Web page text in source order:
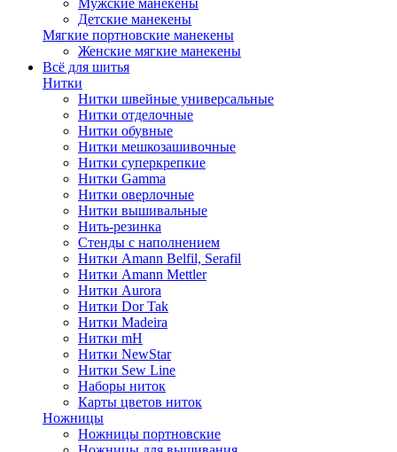
Мужские манекены
Детские манекены
Мягкие портновские манекены
Женские мягкие манекены
Всё для шитья
Нитки
Нитки швейные универсальные
Нитки отделочные
Нитки обувные
Нитки мешкозашивочные
Нитки суперкрепкие
Нитки Gamma
Нитки оверлочные
Нитки вышивальные
Нить-резинка
Стенды с наполнением
Нитки Amann Belfil, Serafil
Нитки Amann Mettler
Нитки Aurora
Нитки Dor Tak
Нитки Madeira
Нитки mH
Нитки NewStar
Нитки Sew Line
Наборы ниток
Карты цветов ниток
Ножницы
Ножницы портновские